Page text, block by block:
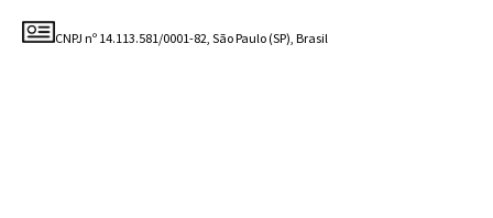
CNPJ nº 14.113.581/0001-82, São Paulo (SP), Brasil